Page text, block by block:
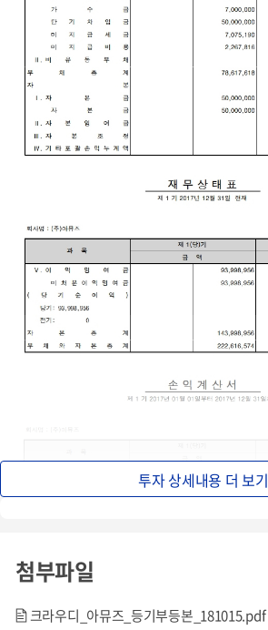
투자 상세내용 더 보기
첨부파일
크라우디_아뮤즈_등기부등본_181015.pdf